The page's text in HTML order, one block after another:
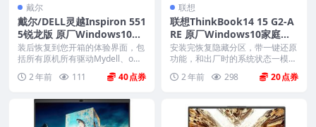
戴尔
戴尔/DELL灵越Inspiron 551
5锐龙版 原厂Windows10系
统 oem系统 不带F12功能
装后恢复到您开箱的体验界面，包
括所有原机所有驱动Mydell、offic
2 年前 111 40
联想
联想ThinkBook14 15 G2-A
RE 原厂Windows10家庭版
oem系统镜像下载
安装完恢复隐藏分区，带一键还原
功能，和出厂时的系统状态一模一
2 年前 298 20